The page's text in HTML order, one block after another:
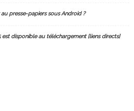
presse-papiers sous Android ?
est disponible au téléchargement [liens directs]